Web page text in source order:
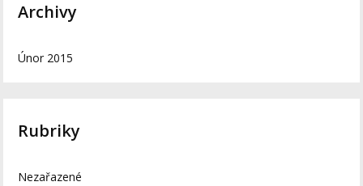
Archivy
Únor 2015
Rubriky
Nezařazené